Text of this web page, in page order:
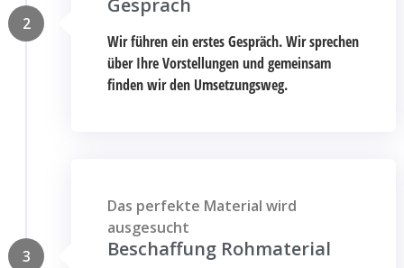
Gespräch
Wir führen ein erstes Gespräch. Wir sprechen
über Ihre Vorstellungen und gemeinsam
finden wir den Umsetzungsweg.
2
Das perfekte Material wird
ausgesucht
Beschaffung Rohmaterial
3